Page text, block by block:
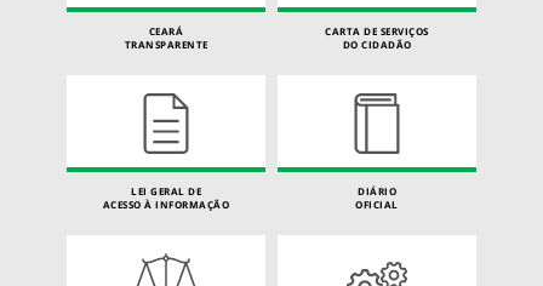
CEARÁ
TRANSPARENTE
CARTA DE SERVIÇOS
DO CIDADÃO
LEI GERAL DE
ACESSO À INFORMAÇÃO
DIÁRIO
OFICIAL